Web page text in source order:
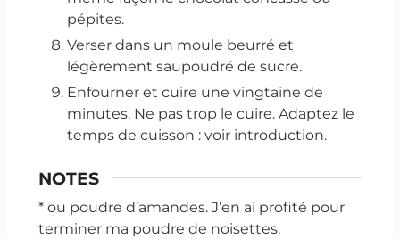
pépites.
Verser dans un moule beurré et
légèrement saupoudré de sucre.
Enfourner et cuire une vingtaine de
minutes. Ne pas trop le cuire. Adaptez le
temps de cuisson : voir introduction.
NOTES
* ou poudre d’amandes. J’en ai profité pour
terminer ma poudre de noisettes.